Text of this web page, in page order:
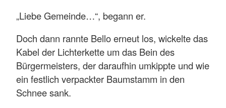
„Liebe Gemeinde…“, begann er.
Doch dann rannte Bello erneut los, wickelte das
Kabel der Lichterkette um das Bein des
Bürgermeisters, der daraufhin umkippte und wie
ein festlich verpackter Baumstamm in den
Schnee sank.